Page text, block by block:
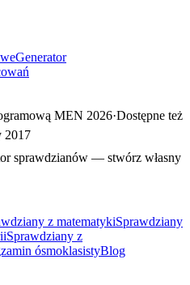
Generator
MEN 2026·Dostępne też
2017
sprawdzianów — stwórz własny
z matematykiSprawdziany
Sprawdziany z
ósmoklasistyBlog